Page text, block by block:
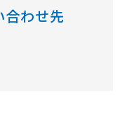
合わせ先